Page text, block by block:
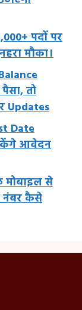
पदों पर
मौका।
तो
Updates
Date
आवेदन
मोबाइल से
नंबर कैसे